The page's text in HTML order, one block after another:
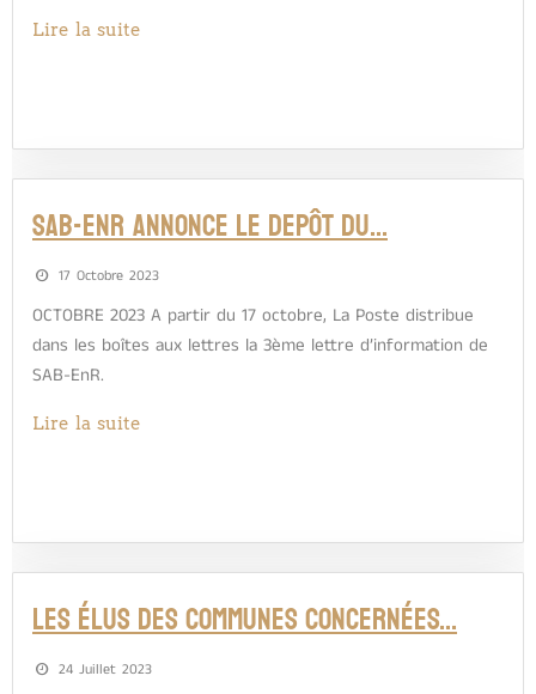
Lire la suite
SAB-EnR ANNONCE LE DEPÔT DU…
17 Octobre 2023
OCTOBRE 2023 A partir du 17 octobre, La Poste distribue
dans les boîtes aux lettres la 3ème lettre d’information de
SAB-EnR.
Lire la suite
LES ÉLUS DES COMMUNES CONCERNÉES…
24 Juillet 2023